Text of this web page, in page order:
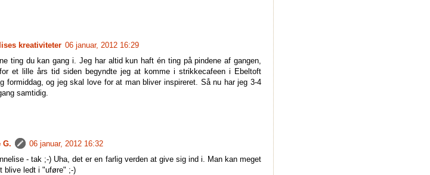
kreativiteter 06 januar, 2012 16:29
ting du kan gang i. Jeg har altid kun haft én ting på pindene af gangen,
et lille års tid siden begyndte jeg at komme i strikkecafeen i Ebeltoft
formiddag, og jeg skal love for at man bliver inspireret. Så nu har jeg 3-4
samtidig.
G.
06 januar, 2012 16:32
- tak ;-) Uha, det er en farlig verden at give sig ind i. Man kan meget
blive ledt i "uføre" ;-)